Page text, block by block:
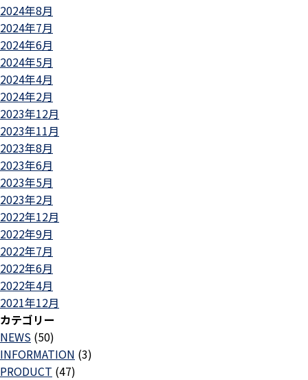
2024年8月
2024年7月
2024年6月
2024年5月
2024年4月
2024年2月
2023年12月
2023年11月
2023年8月
2023年6月
2023年5月
2023年2月
2022年12月
2022年9月
2022年7月
2022年6月
2022年4月
2021年12月
カテゴリー
NEWS (50)
INFORMATION (3)
PRODUCT (47)